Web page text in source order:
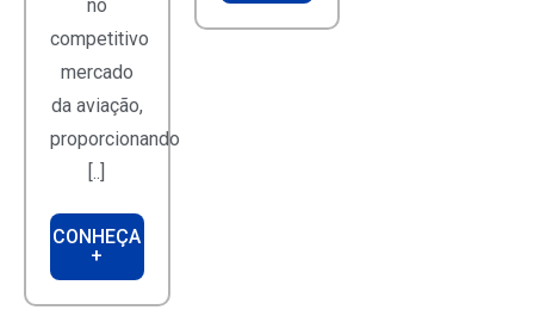
no
competitivo
mercado
da aviação,
proporcionando
[..]
CONHEÇA
+